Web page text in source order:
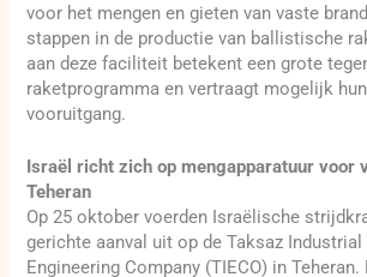
voor het mengen en gieten van vaste
stappen in de productie van ballistische
aan deze faciliteit betekent een grote
raketprogramma en vertraagt mogelijk
vooruitgang.
Israël richt zich op mengapparatuur voor
Teheran
Op 25 oktober voerden Israëlische
gerichte aanval uit op de Taksaz
Engineering Company (TIECO) in